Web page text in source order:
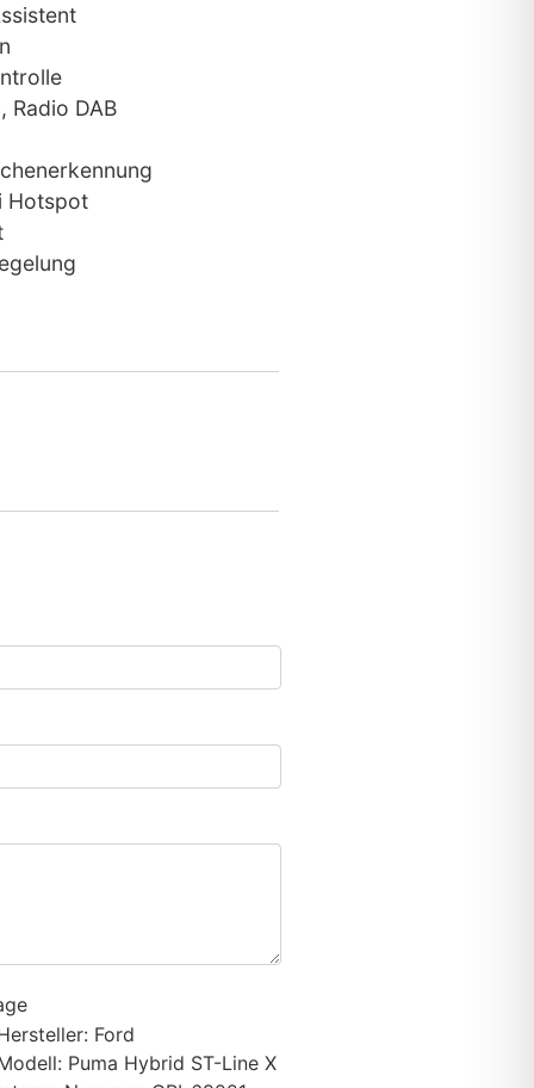
Radio DAB
Hotspot
Ford
Puma Hybrid ST-Line X